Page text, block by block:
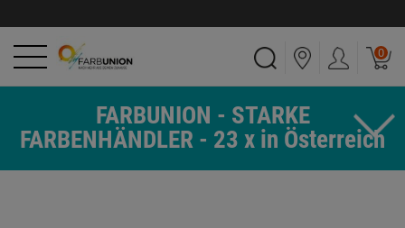
0
FARBUNION - STARKE
FARBENHÄNDLER - 23 x in Österreich